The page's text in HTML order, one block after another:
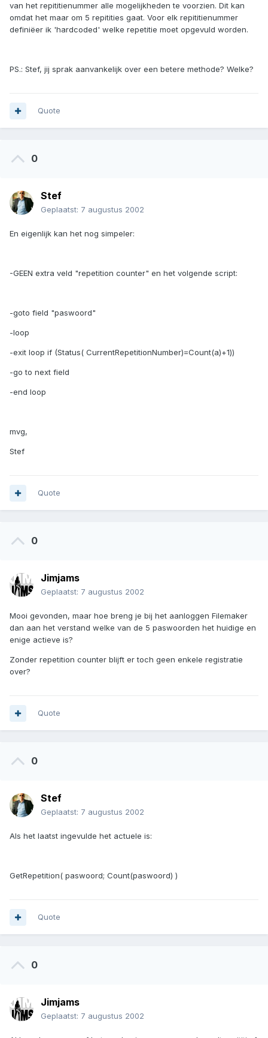
van het repititienummer alle mogelijkheden te voorzien. Dit kan
omdat het maar om 5 repitities gaat. Voor elk repititienummer
definiëer ik 'hardcoded' welke repetitie moet opgevuld worden.
PS.: Stef, jij sprak aanvankelijk over een betere methode? Welke?
Quote
0
Stef
Geplaatst: 7 augustus 2002
En eigenlijk kan het nog simpeler:
-GEEN extra veld "repetition counter" en het volgende script:
-goto field "paswoord"
-loop
-exit loop if (Status( CurrentRepetitionNumber)=Count(a)+1))
-go to next field
-end loop
mvg,
Stef
Quote
0
Jimjams
Geplaatst: 7 augustus 2002
Mooi gevonden, maar hoe breng je bij het aanloggen Filemaker
dan aan het verstand welke van de 5 paswoorden het huidige en
enige actieve is?
Zonder repetition counter blijft er toch geen enkele registratie
over?
Quote
0
Stef
Geplaatst: 7 augustus 2002
Als het laatst ingevulde het actuele is:
GetRepetition( paswoord; Count(paswoord) )
Quote
0
Jimjams
Geplaatst: 7 augustus 2002